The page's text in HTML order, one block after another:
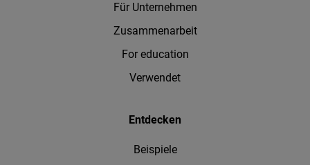
Für Unternehmen
Zusammenarbeit
For education
Verwendet
Entdecken
Beispiele